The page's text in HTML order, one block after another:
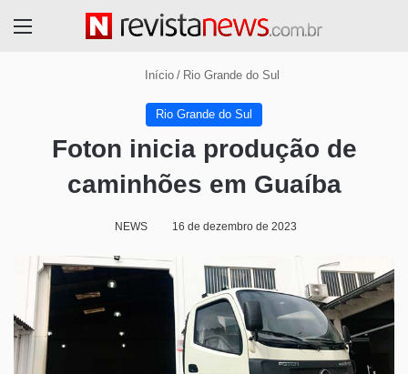
Início / Rio Grande do Sul
Rio Grande do Sul
Foton inicia produção de
caminhões em Guaíba
NEWS 16 de dezembro de 2023